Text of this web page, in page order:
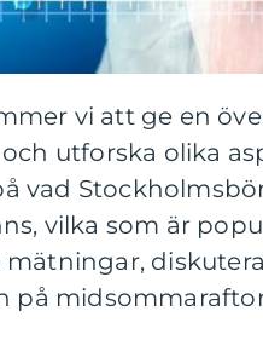
vi att ge en
utforska olika
vad
vilka som är
på